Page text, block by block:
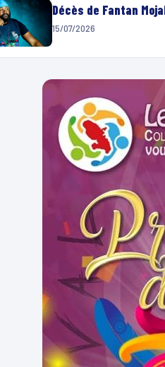
Décès de Fantan
15/07/2026